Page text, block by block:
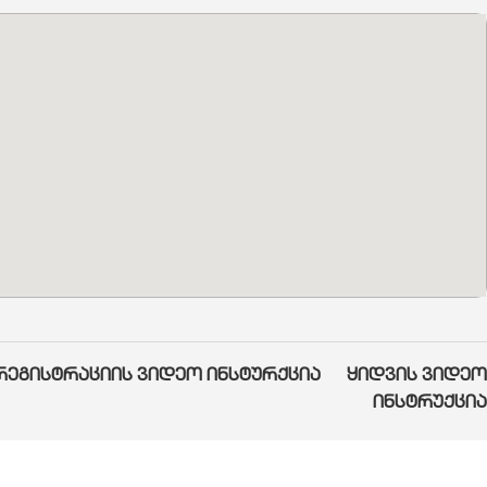
ვიდეო ინსტურქცია ყიდვის ვიდეო
ინსტრუქცია